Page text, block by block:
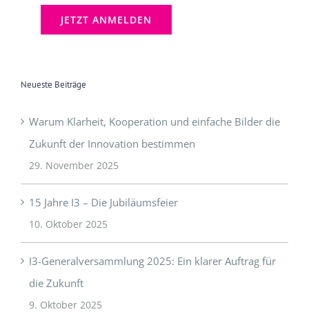
Neueste Beiträge
Warum Klarheit, Kooperation und einfache Bilder die
Zukunft der Innovation bestimmen
29. November 2025
15 Jahre I3 – Die Jubiläumsfeier
10. Oktober 2025
I3-Generalversammlung 2025: Ein klarer Auftrag für
die Zukunft
9. Oktober 2025